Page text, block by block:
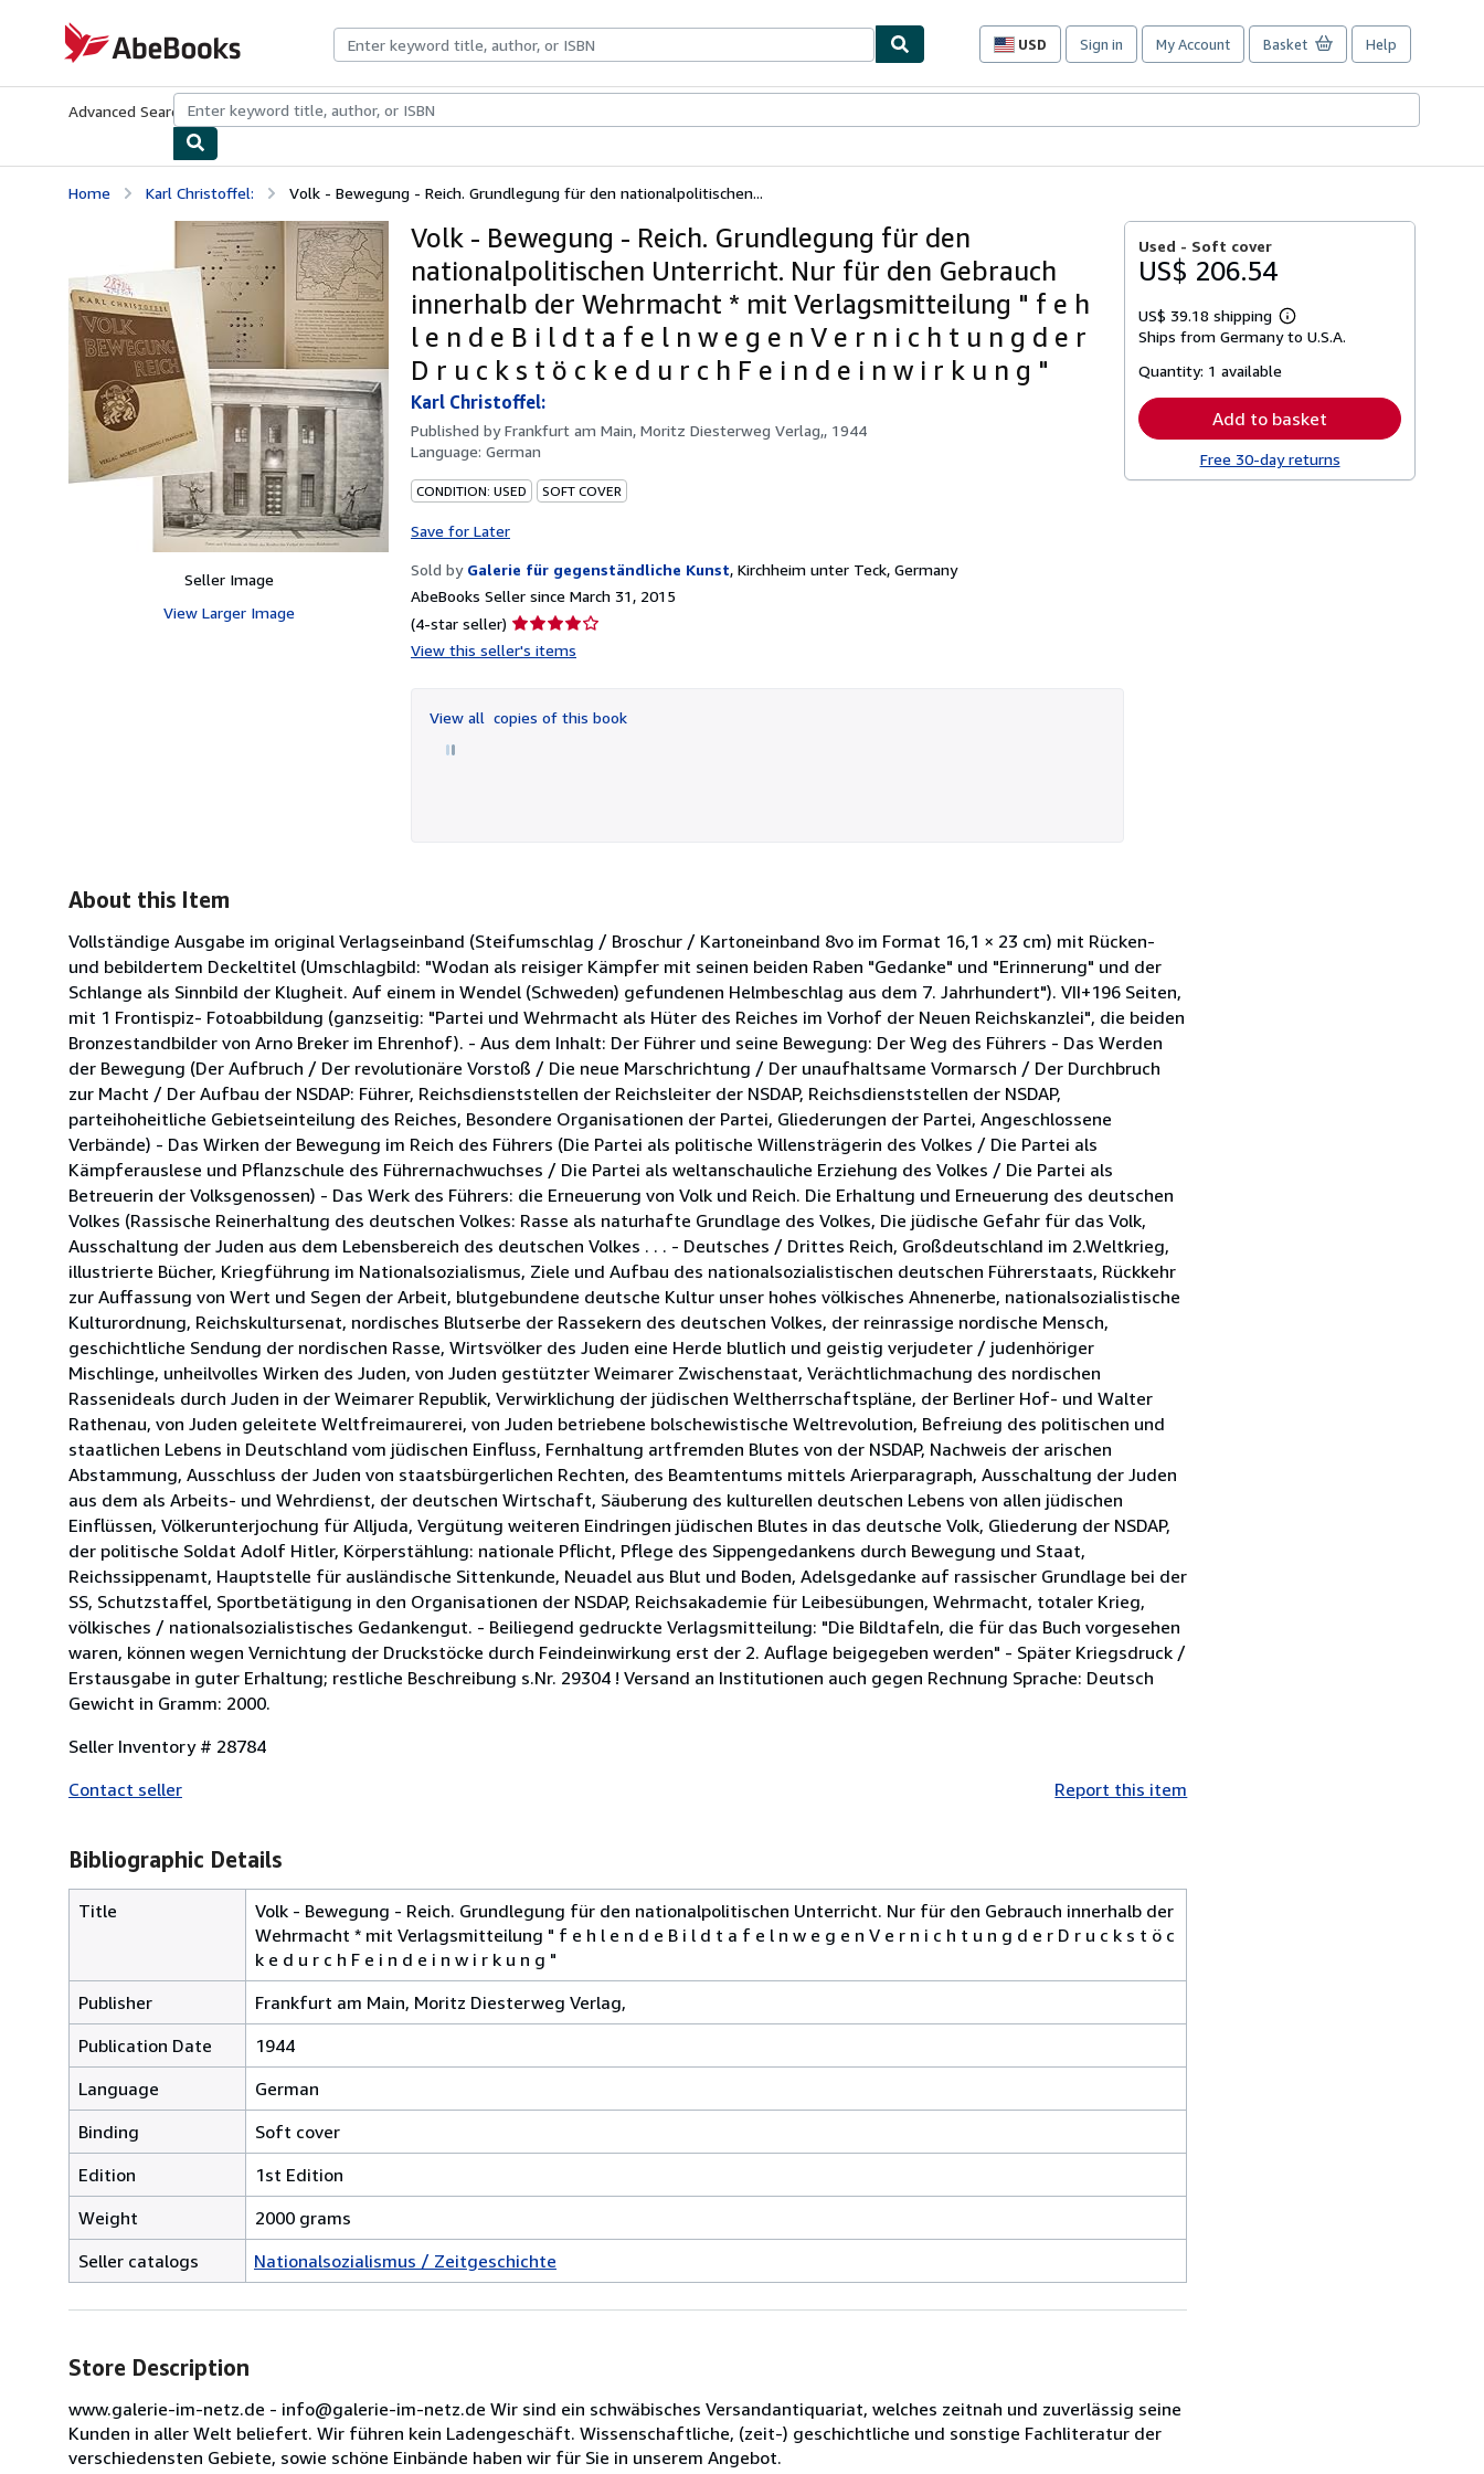
AbeBooks.com
USD
Site
preferences
Sign in My Account Basket Help
Advanced Search Browse CollectionsRare BooksArt & Collectibles
Home Karl Christoffel: Volk - Bewegung - Reich. Grundlegung für den nationalpolitischen...
Seller Image
View Larger Image
Volk - Bewegung - Reich. Grundlegung für den
nationalpolitischen Unterricht. Nur für den Gebrauch
innerhalb der Wehrmacht * mit Verlagsmitteilung " f e h
l e n d e B i l d t a f e l n w e g e n V e r n i c h t u n g d e r
D r u c k s t ö c k e d u r c h F e i n d e i n w i r k u n g "
Karl Christoffel:
Published byFrankfurt am Main, Moritz Diesterweg Verlag,, 1944
Language: German
CONDITION: USED SOFT COVER
Save for Later
Sold by Galerie für gegenständliche Kunst, Kirchheim unter Teck, Germany
AbeBooks Seller since March 31, 2015
(4-star seller) Seller
rating
of
5
View this seller's items
View all copies of this book
Used - Soft cover
US$ 206.54
US$ 39.18 shipping
Learn
more
Ships from Germany to U.S.A.
Quantity: 1 available
Add to basket
Free 30-day returns
About this Item
Vollständige Ausgabe im original Verlagseinband (Steifumschlag / Broschur / Kartoneinband 8vo im Format 16,1 × 23 cm) mit Rücken-
und bebildertem Deckeltitel (Umschlagbild: "Wodan als reisiger Kämpfer mit seinen beiden Raben "Gedanke" und "Erinnerung" und der
Schlange als Sinnbild der Klugheit. Auf einem in Wendel (Schweden) gefundenen Helmbeschlag aus dem 7. Jahrhundert"). VII+196 Seiten,
mit 1 Frontispiz- Fotoabbildung (ganzseitig: "Partei und Wehrmacht als Hüter des Reiches im Vorhof der Neuen Reichskanzlei", die beiden
Bronzestandbilder von Arno Breker im Ehrenhof). - Aus dem Inhalt: Der Führer und seine Bewegung: Der Weg des Führers - Das Werden
der Bewegung (Der Aufbruch / Der revolutionäre Vorstoß / Die neue Marschrichtung / Der unaufhaltsame Vormarsch / Der Durchbruch
zur Macht / Der Aufbau der NSDAP: Führer, Reichsdienststellen der Reichsleiter der NSDAP, Reichsdienststellen der NSDAP,
parteihoheitliche Gebietseinteilung des Reiches, Besondere Organisationen der Partei, Gliederungen der Partei, Angeschlossene
Verbände) - Das Wirken der Bewegung im Reich des Führers (Die Partei als politische Willensträgerin des Volkes / Die Partei als
Kämpferauslese und Pflanzschule des Führernachwuchses / Die Partei als weltanschauliche Erziehung des Volkes / Die Partei als
Betreuerin der Volksgenossen) - Das Werk des Führers: die Erneuerung von Volk und Reich. Die Erhaltung und Erneuerung des deutschen
Volkes (Rassische Reinerhaltung des deutschen Volkes: Rasse als naturhafte Grundlage des Volkes, Die jüdische Gefahr für das Volk,
Ausschaltung der Juden aus dem Lebensbereich des deutschen Volkes . . . - Deutsches / Drittes Reich, Großdeutschland im 2.Weltkrieg,
illustrierte Bücher, Kriegführung im Nationalsozialismus, Ziele und Aufbau des nationalsozialistischen deutschen Führerstaats, Rückkehr
zur Auffassung von Wert und Segen der Arbeit, blutgebundene deutsche Kultur unser hohes völkisches Ahnenerbe, nationalsozialistische
Kulturordnung, Reichskultursenat, nordisches Blutserbe der Rassekern des deutschen Volkes, der reinrassige nordische Mensch,
geschichtliche Sendung der nordischen Rasse, Wirtsvölker des Juden eine Herde blutlich und geistig verjudeter / judenhöriger
Mischlinge, unheilvolles Wirken des Juden, von Juden gestützter Weimarer Zwischenstaat, Verächtlichmachung des nordischen
Rassenideals durch Juden in der Weimarer Republik, Verwirklichung der jüdischen Weltherrschaftspläne, der Berliner Hof- und Walter
Rathenau, von Juden geleitete Weltfreimaurerei, von Juden betriebene bolschewistische Weltrevolution, Befreiung des politischen und
staatlichen Lebens in Deutschland vom jüdischen Einfluss, Fernhaltung artfremden Blutes von der NSDAP, Nachweis der arischen
Abstammung, Ausschluss der Juden von staatsbürgerlichen Rechten, des Beamtentums mittels Arierparagraph, Ausschaltung der Juden
aus dem als Arbeits- und Wehrdienst, der deutschen Wirtschaft, Säuberung des kulturellen deutschen Lebens von allen jüdischen
Einflüssen, Völkerunterjochung für Alljuda, Vergütung weiteren Eindringen jüdischen Blutes in das deutsche Volk, Gliederung der NSDAP,
der politische Soldat Adolf Hitler, Körperstählung: nationale Pflicht, Pflege des Sippengedankens durch Bewegung und Staat,
Reichssippenamt, Hauptstelle für ausländische Sittenkunde, Neuadel aus Blut und Boden, Adelsgedanke auf rassischer Grundlage bei der
SS, Schutzstaffel, Sportbetätigung in den Organisationen der NSDAP, Reichsakademie für Leibesübungen, Wehrmacht, totaler Krieg,
völkisches / nationalsozialistisches Gedankengut. - Beiliegend gedruckte Verlagsmitteilung: "Die Bildtafeln, die für das Buch vorgesehen
waren, können wegen Vernichtung der Druckstöcke durch Feindeinwirkung erst der 2. Auflage beigegeben werden" - Später Kriegsdruck /
Erstausgabe in guter Erhaltung; restliche Beschreibung s.Nr. 29304 ! Versand an Institutionen auch gegen Rechnung Sprache: Deutsch
Gewicht in Gramm: 2000.
Seller Inventory # 28784
Contact seller
Report this item
Bibliographic Details
Title
Volk - Bewegung - Reich. Grundlegung für den nationalpolitischen Unterricht. Nur für den Gebrauch innerhalb der
Wehrmacht * mit Verlagsmitteilung " f e h l e n d e B i l d t a f e l n w e g e n V e r n i c h t u n g d e r D r u c k s t ö c
k e d u r c h F e i n d e i n w i r k u n g "
Publisher
Frankfurt am Main, Moritz Diesterweg Verlag,
Publication Date
1944
Language
German
Binding
Soft cover
Edition
1st Edition
Weight
2000 grams
Seller catalogs
Nationalsozialismus / Zeitgeschichte
Store Description
www.galerie-im-netz.de - info@galerie-im-netz.de Wir sind ein schwäbisches Versandantiquariat, welches zeitnah und zuverlässig seine
Kunden in aller Welt beliefert. Wir führen kein Ladengeschäft. Wissenschaftliche, (zeit-) geschichtliche und sonstige Fachliteratur der
verschiedensten Gebiete, sowie schöne Einbände haben wir für Sie in unserem Angebot.